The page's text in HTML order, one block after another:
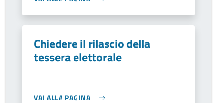
Chiedere il rilascio della
tessera elettorale
VAI ALLA PAGINA